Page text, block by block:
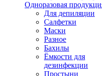
Одноразовая
Для депиляции
Салфетки
Маски
Разное
Бахилы
Ёмкости для
дезинфекции
Простыни